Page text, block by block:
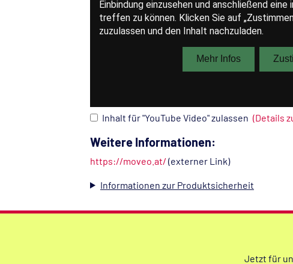
Inhalt für "YouTube Video" zulassen (Details
Weitere Informationen:
https://moveo.at/ (externer Link)
Informationen zur Produktsicherheit
Jetzt für